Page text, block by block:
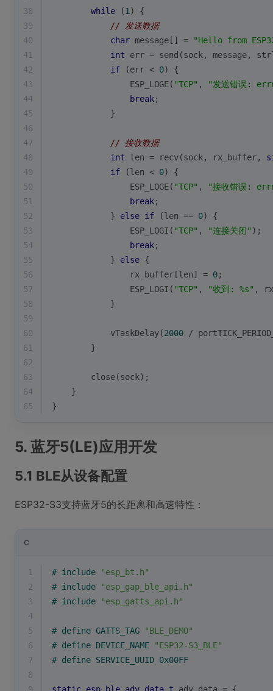
38
while (1 ) {
39
// 发送数据
40
char message[] =
"Hello from
41
int err = send(sock, message,
42
if (err < 0) {
43
                ESP_LOGE(
"TCP" ,
"发送错误:
44
break;
45
            }
46
47
// 接收数据
48
int len = recv(sock, rx_buffer,
49
if (len < 0) {
50
                ESP_LOGE(
"TCP" ,
"接收错误:
51
break;
52
            }
else if (len == 0) {
53
                ESP_LOGI(
"TCP" , "连接关闭" );
54
break;
55
            }
else {
56
                rx_buffer[len] =
0;
57
                ESP_LOGI(
"TCP" , "收到: %s" ,
58
            }
59
60
            vTaskDelay(
2000 /
61
        }
62
63
        close(sock);
64
    }
65
}
5. 蓝牙5(LE)应用开发
5.1 BLE从设备配置
ESP32-S3支持蓝牙5的长距离和高速特性：
C
1 # include
"esp_bt.h"
2
# include
"esp_gap_ble_api.h"
3
# include
"esp_gatts_api.h"
4
5
# define GATTS_TAG
"BLE_DEMO"
6
# define DEVICE_NAME
"ESP32-S3_BLE"
7
# define SERVICE_UUID 0x00FF
8